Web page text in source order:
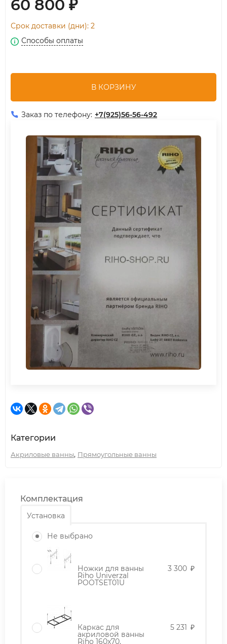
60 800 ₽
Срок доставки (дни): 2
Способы оплаты
В КОРЗИНУ
Заказ по телефону: +7(925)56-56-492
Категории
Акриловые ванны, Прямоугольные ванны
Комплектация
Установка
Не выбрано
Ножки для ванны
Riho Univerzal
POOTSET01U
3 300 ₽
Каркас для
акриловой ванны
Riho 160x70,
5 231 ₽